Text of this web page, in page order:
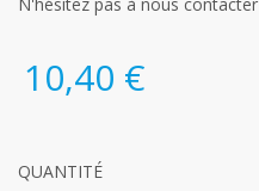
10,40 €
QUANTITÉ